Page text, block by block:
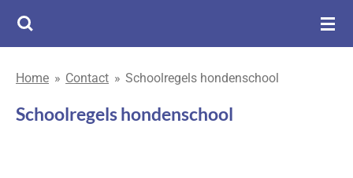
Ga
de
hoofdinhoud
Home » Contact » Schoolregels hondenschool
Schoolregels hondenschool